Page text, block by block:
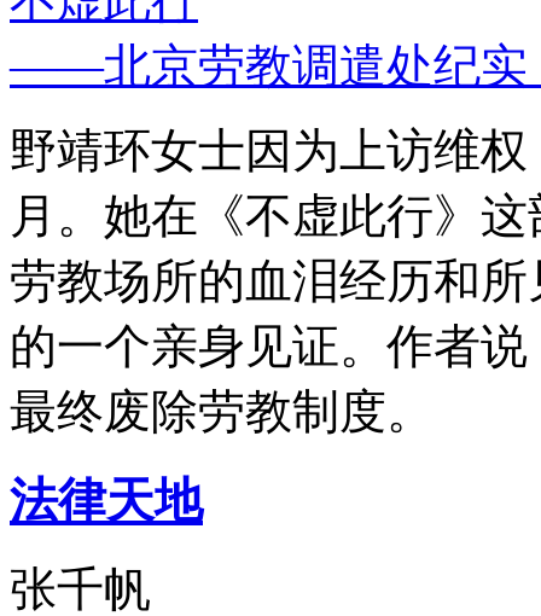
——北京劳教调遣处纪实
野靖环女士因为上访维
月。她在《不虚此行》
劳教场所的血泪经历和
的一个亲身见证。作者
最终废除劳教制度。
法律天地
张千帆